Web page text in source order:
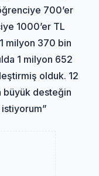
700’er
1000’er TL
milyon 370 bin
1 milyon 652
olduk. 12
büyük desteğin